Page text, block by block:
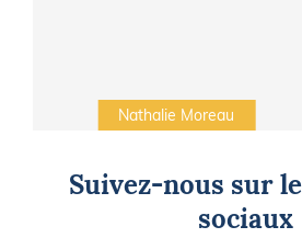
Nathalie Moreau
Suivez-nous sur
sociaux